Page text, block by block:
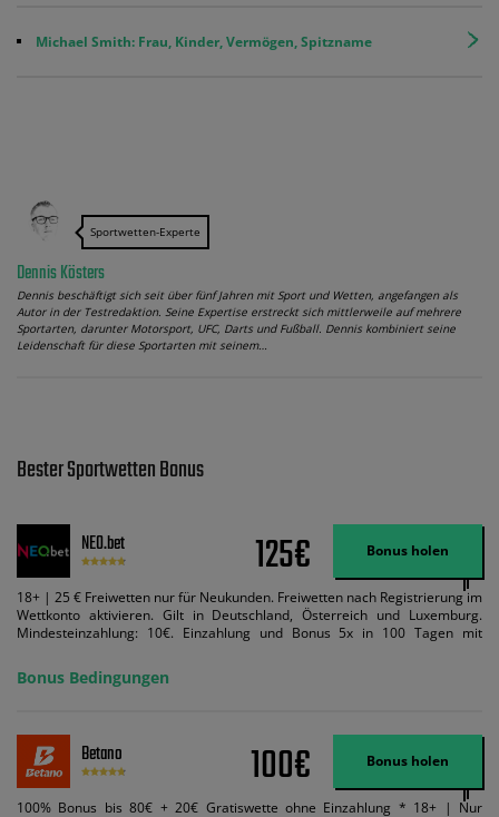
Michael Smith: Frau, Kinder, Vermögen, Spitzname
Sportwetten-Experte
Dennis Kösters
Dennis beschäftigt sich seit über fünf Jahren mit Sport und Wetten, angefangen als
Autor in der Testredaktion. Seine Expertise erstreckt sich mittlerweile auf mehrere
Sportarten, darunter Motorsport, UFC, Darts und Fußball. Dennis kombiniert seine
Leidenschaft für diese Sportarten mit seinem…
Bester Sportwetten Bonus
NEO.bet 125€ Bonus holen
18+ | 25 € Freiwetten nur für Neukunden. Freiwetten nach Registrierung im
Wettkonto aktivieren. Gilt in Deutschland, Österreich und Luxemburg.
Mindesteinzahlung: 10€. Einzahlung und Bonus 5x in 100 Tagen mit
Bedingungen können geändert werden. AGB gelten. Lizenziert; Hilfe bei
Suchtrisiken: buwei.de.
Bonus Bedingungen
Betano 100€ Bonus holen
100% Bonus bis 80€ + 20€ Gratiswette ohne Einzahlung * 18+ | Nur